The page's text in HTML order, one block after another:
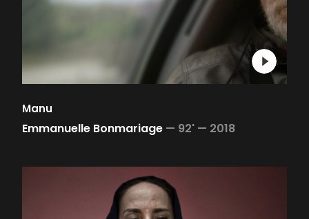
Manu
Emmanuelle Bonmariage — 92' — 2018